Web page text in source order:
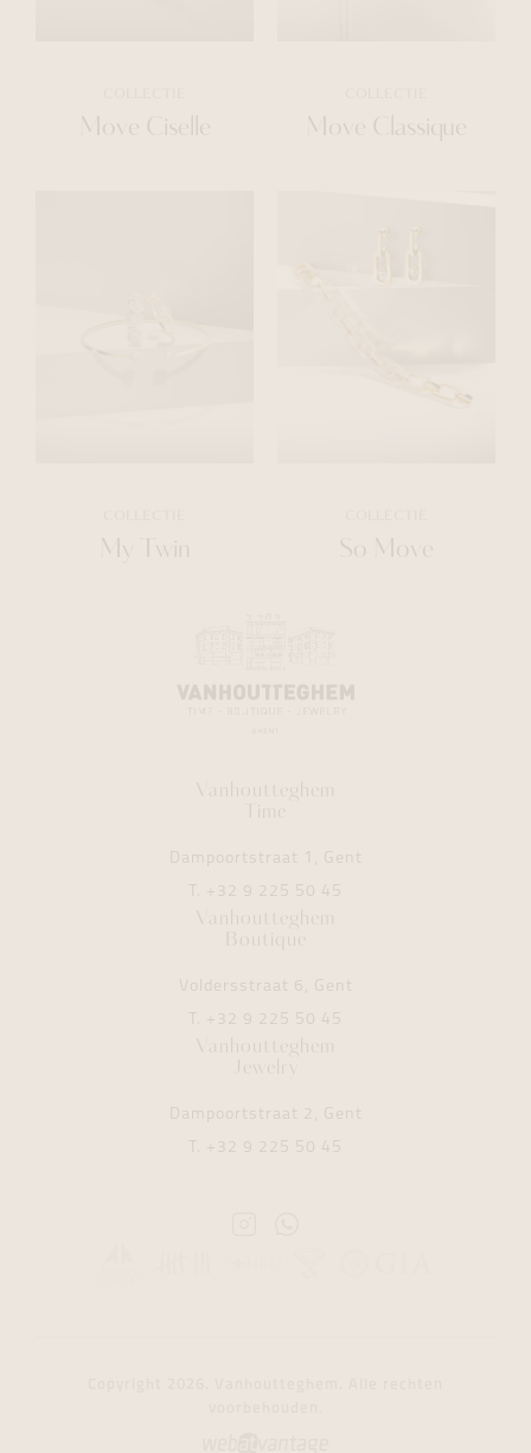
Move Ciselle Move Classique
My Twin So Move
Vanhoutteghem
Time
Dampoortstraat 1, Gent
T. +32 9 225 50 45
Vanhoutteghem
Boutique
Voldersstraat 6, Gent
T. +32 9 225 50 45
Vanhoutteghem
Jewelry
Dampoortstraat 2, Gent
T. +32 9 225 50 45